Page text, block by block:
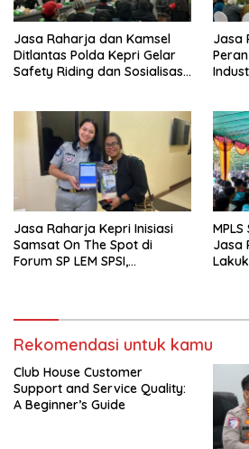
Jasa Raharja dan Kamsel
Ditlantas Polda Kepri Gelar
Safety Riding dan Sosialisasi
Indonesia
Jasa
Jasa Raharja Kepri Inisiasi
Samsat On The Spot di
Forum SP LEM SPSI,
Jasa
Rekomendasi untuk kamu
Club House Customer
Support and Service Quality:
A Beginner’s Guide